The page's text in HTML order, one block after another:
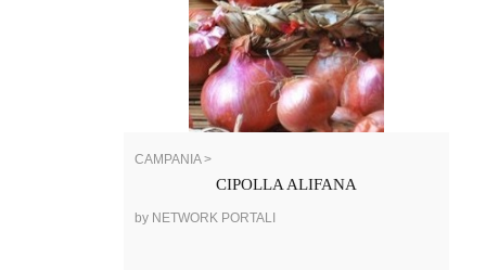
CAMPANIA >
CIPOLLA ALIFANA
by NETWORK PORTALI